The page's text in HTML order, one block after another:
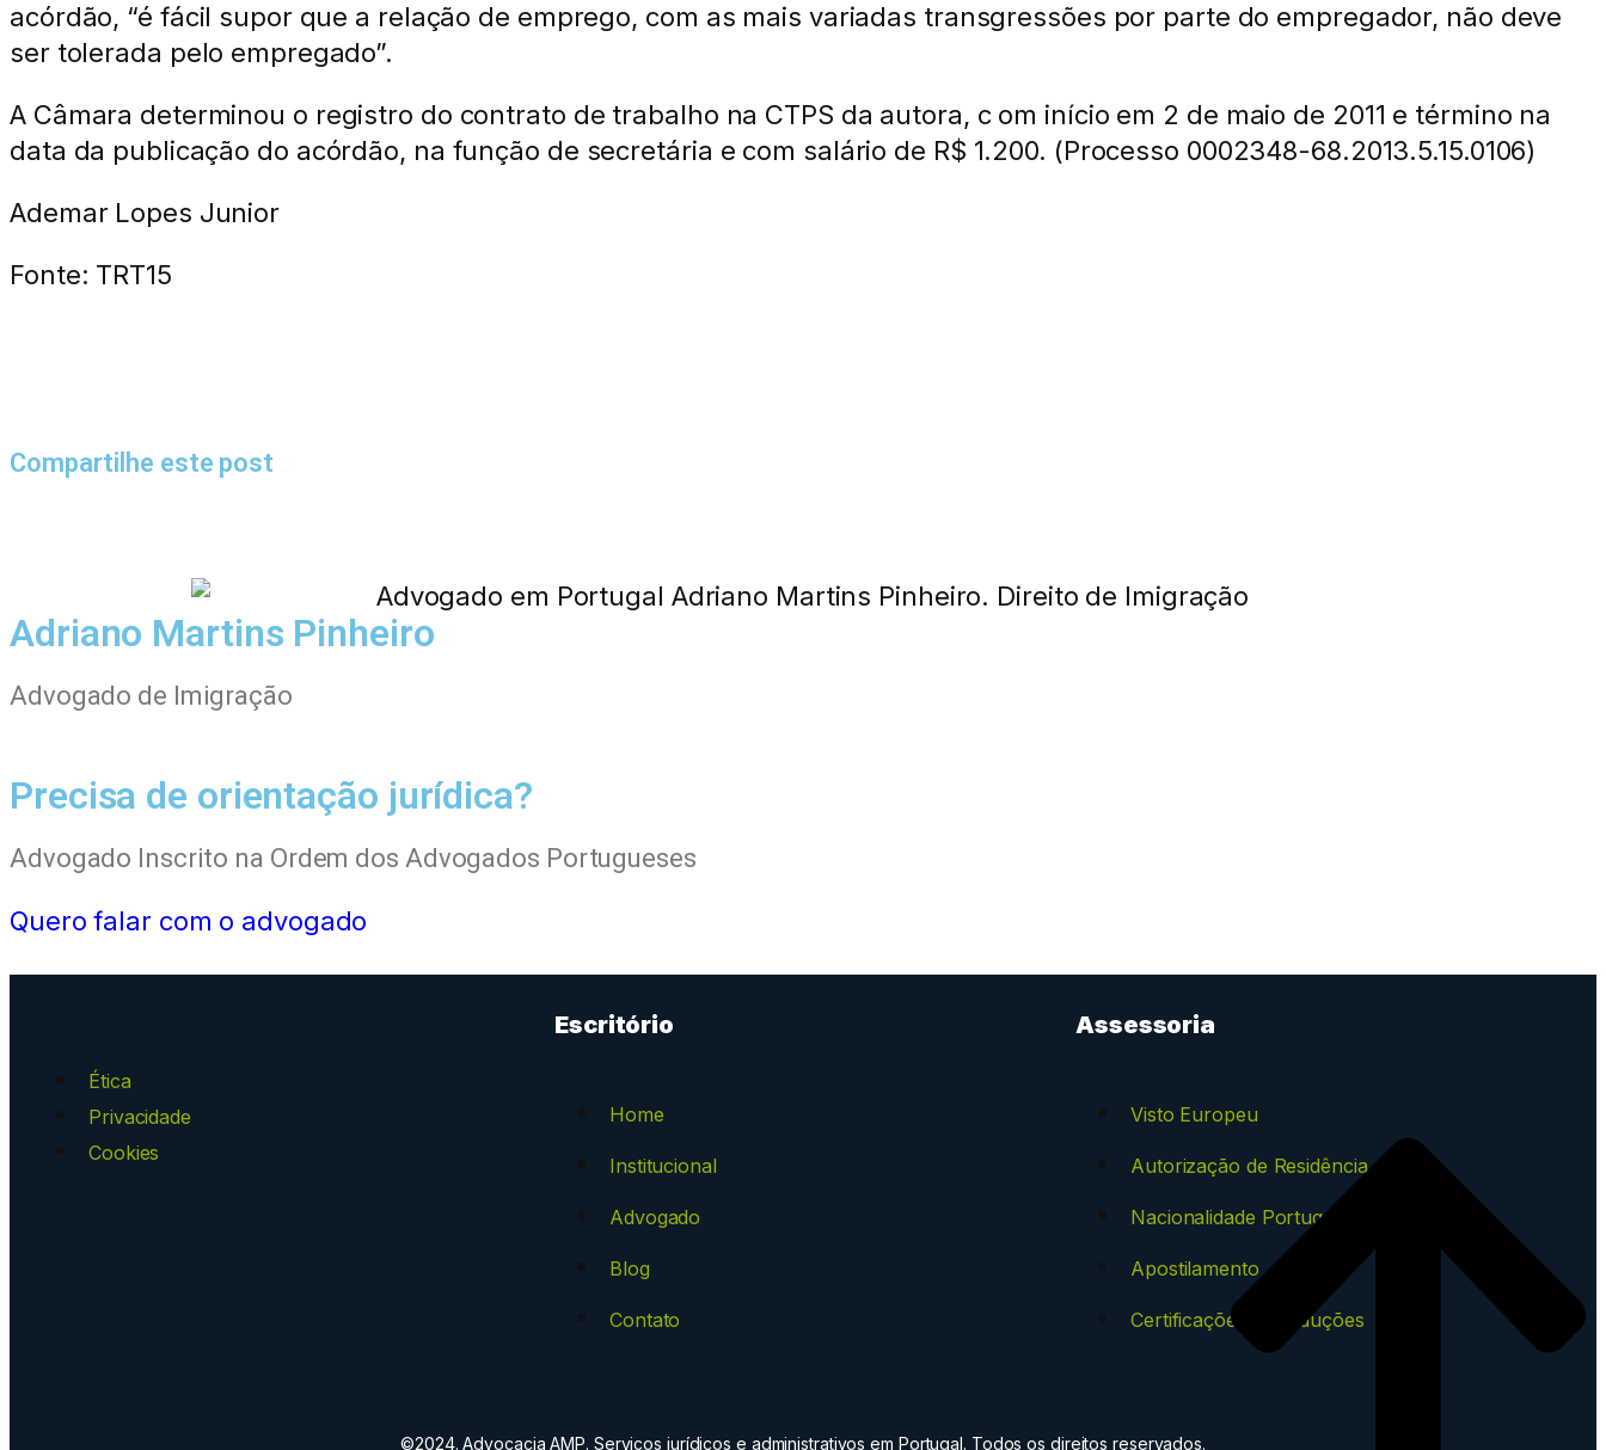
acórdão, “é fácil supor que a relação de emprego, com as mais variadas transgressões por parte do empregador, não deve
ser tolerada pelo empregado”.
A Câmara determinou o registro do contrato de trabalho na CTPS da autora, c om início em 2 de maio de 2011 e término na
data da publicação do acórdão, na função de secretária e com salário de R$ 1.200. (Processo 0002348-68.2013.5.15.0106)
Ademar Lopes Junior
Fonte: TRT15
Compartilhe este post
Adriano Martins Pinheiro
Advogado de Imigração
Precisa de orientação jurídica?
Advogado Inscrito na Ordem dos Advogados Portugueses
Quero falar com o advogado
Ética
Privacidade
Cookies
Escritório
Home
Institucional
Advogado
Blog
Contato
Assessoria
Visto Europeu
Autorização de Residência
Nacionalidade Portuguesa
Apostilamento
Certificações e Traduções
©2024. Advocacia AMP. Serviços jurídicos e administrativos em Portugal. Todos os direitos reservados.